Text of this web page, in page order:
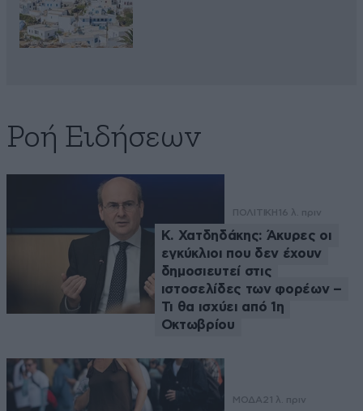
Ροή Ειδήσεων
ΠΟΛΙΤΙΚΗ 16 λ. πριν
Κ. Χατδηδάκης: Άκυρες οι
εγκύκλιοι που δεν έχουν
δημοσιευτεί στις
ιστοσελίδες των φορέων –
Τι θα ισχύει από 1η
Οκτωβρίου
ΜΟΔΑ21 λ. πριν